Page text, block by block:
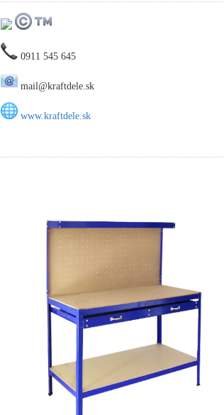
0911 545 645
mail@kraftdele.sk
www.kraftdele.sk